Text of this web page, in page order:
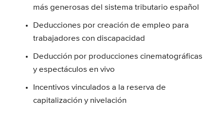
más generosas del sistema tributario español
Deducciones por creación de empleo para
trabajadores con discapacidad
Deducción por producciones cinematográficas
y espectáculos en vivo
Incentivos vinculados a la reserva de
capitalización y nivelación